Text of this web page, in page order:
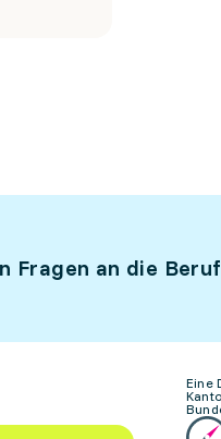
Fragen an die
Eine